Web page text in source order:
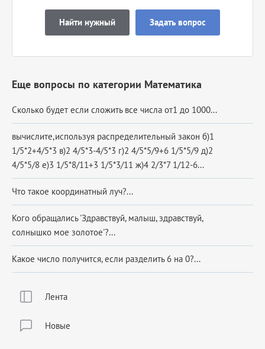
Лента
Новые
Найти нужный Задать вопрос
Еще вопросы по категории Математика
Сколько будет если сложить все числа от1 до 1000...
вычислите,используя распределительный закон б)1
1/5*2+4/5*3 в)2 4/5*3-4/5*3 г)2 4/5*5/9+6 1/5*5/9 д)2
4/5*5/8 е)3 1/5*8/11+3 1/5*3/11 ж)4 2/3*7 1/12-6...
Что такое координатный луч?...
Кого обращались 'Здравствуй, малыш, здравствуй,
солнышко мое золотое'?...
Какое число получится, если разделить 6 на 0?...